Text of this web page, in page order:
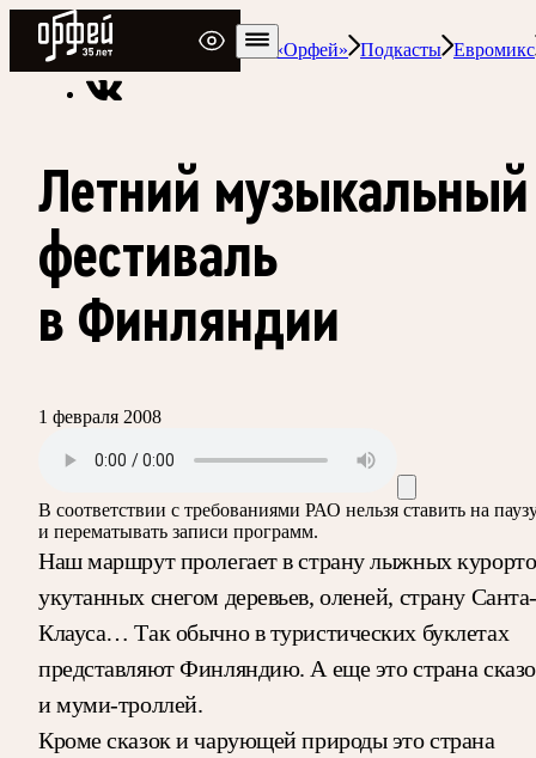
Радио Орфей
Радио классической музыки «Орфей»
Подкасты Евромикс
Летний музыкальный
фестиваль
в Финляндии
1 февраля 2008
В соответствии с требованиями РАО нельзя ставить на
и перематывать записи программ.
Наш маршрут пролегает в страну лыжных
укутанных снегом деревьев, оленей, страну Санта-
Клауса… Так обычно в туристических буклетах
представляют Финляндию. А еще это страна
и муми-троллей.
Кроме сказок и чарующей природы это страна